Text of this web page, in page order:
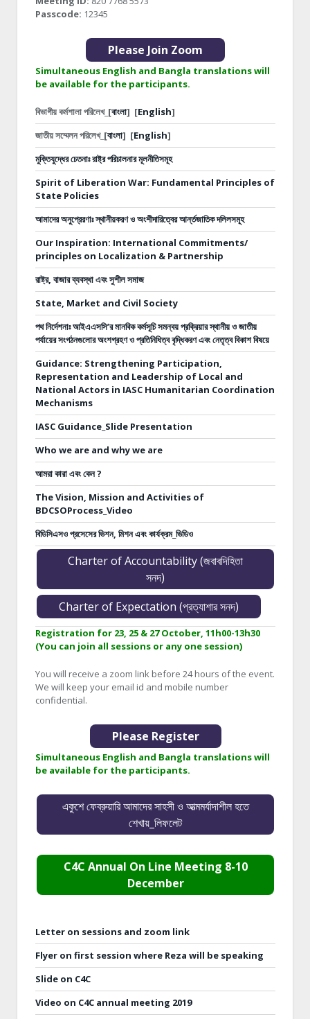
Passcode: 12345
Please Join Zoom
Simultaneous English and Bangla translations will
be available for the participants.
বিভাগীয় কর্মশালা পরিলেখ_[বাংলা] [English]
জাতীয় সম্মেলন পরিলেখ_[বাংলা] [English]
মুক্তিযুদ্ধের চেতনাঃ রাষ্ট্র পরিচালনার মূলনীতিসমূহ
Spirit of Liberation War: Fundamental Principles of
State Policies
আমাদের অনুপ্রেরণাঃ স্থানীয়করণ ও অংশীদারিত্বের আর্ন্তজাতিক দলিলসমূহ
Our Inspiration: International Commitments/
principles on Localization & Partnership
রাষ্ট্র, বাজার ব্যবস্থা এবং সুশীল সমাজ
State, Market and Civil Society
পথ নির্দেশনাঃআইএএসসি’র মানবিক কর্মসূচি সমন্বয় প্রক্রিয়ার স্থানীয় ও জাতীয়
পর্যায়ের সংগঠনগুলোর অংশগ্রহণ ও প্রতিনিধিত্ব বৃদ্ধিকরণ এবং নেতৃত্ব বিকাশ বিষয়ে
Guidance: Strengthening Participation,
Representation and Leadership of Local and
National Actors in IASC Humanitarian Coordination
Mechanisms
IASC Guidance_Slide Presentation
Who we are and why we are
আমরা কারা এবং কেন ?
The Vision, Mission and Activities of
BDCSOProcess_Video
বিডিসিএসও প্রসেসের ভিশন, মিশন এবং কার্যক্রম_ভিডিও
Charter of Accountability (জবাবদিহিতা
সনদ)
Charter of Expectation (প্রত্যাশার সনদ)
Registration for 23, 25 & 27 October, 11h00-13h30
(You can join all sessions or any one session)
You will receive a zoom link before 24 hours of the event.
We will keep your email id and mobile number
confidential.
Please Register
Simultaneous English and Bangla translations will
be available for the participants.
একুশে ফেব্রুয়ারি আমাদের সাহসী ও আত্মমর্যাদাশীল হতে
শেখায়_লিফলেট
C4C Annual On Line Meeting 8-10
December
Letter on sessions and zoom link
Flyer on first session where Reza will be speaking
Slide on C4C
Video on C4C annual meeting 2019